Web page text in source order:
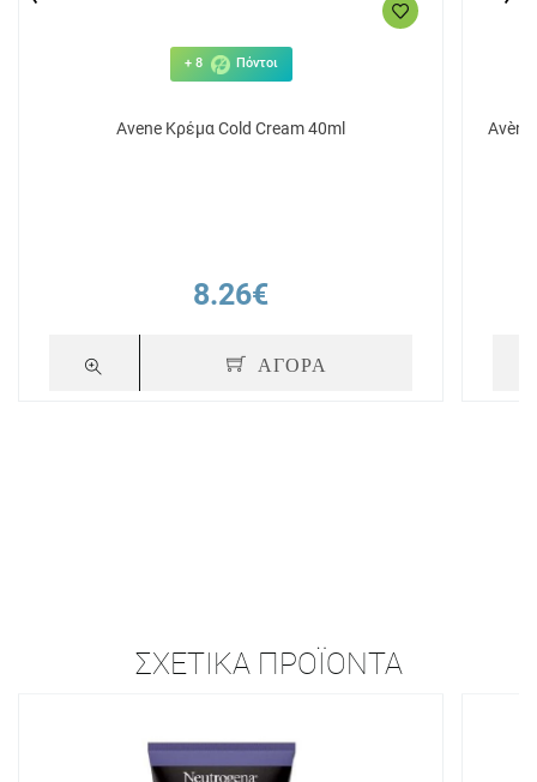
+ 8 Πόντοι
Avene Κρέμα Cold Cream 40ml
8.26€
ΑΓΟΡΑ
ΣΧΕΤΙΚΆ ΠΡΟΪΌΝΤΑ